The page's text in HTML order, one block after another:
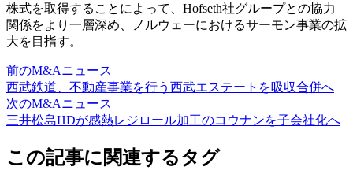
株式を取得することによって、Hofseth社グループとの協力
関係をより一層深め、ノルウェーにおけるサーモン事業の拡
大を目指す。
前のM&Aニュース
西武鉄道、不動産事業を行う西武エステートを吸収合併へ
次のM&Aニュース
三井松島HDが感熱レジロール加工のコウナンを子会社化へ
この記事に関連するタグ